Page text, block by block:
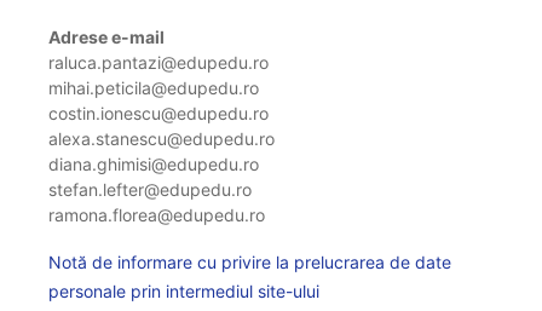
Adrese e-mail
raluca.pantazi@edupedu.ro
mihai.peticila@edupedu.ro
costin.ionescu@edupedu.ro
alexa.stanescu@edupedu.ro
diana.ghimisi@edupedu.ro
stefan.lefter@edupedu.ro
ramona.florea@edupedu.ro
Notă de informare cu privire la prelucrarea de date
personale prin intermediul site-ului